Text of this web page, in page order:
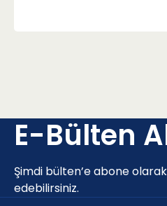
E-Bülten
Şimdi bülten’e abone
edebilirsiniz.